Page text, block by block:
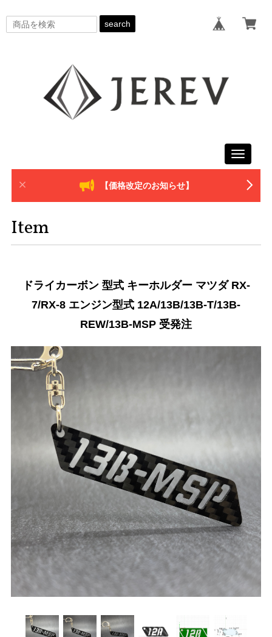
search
Toggle
【価格改定のお知らせ】
Item
ドライカーボン 型式 キーホルダー マツダ RX-
7/RX-8 エンジン型式 12A/13B/13B-T/13B-
REW/13B-MSP 受発注